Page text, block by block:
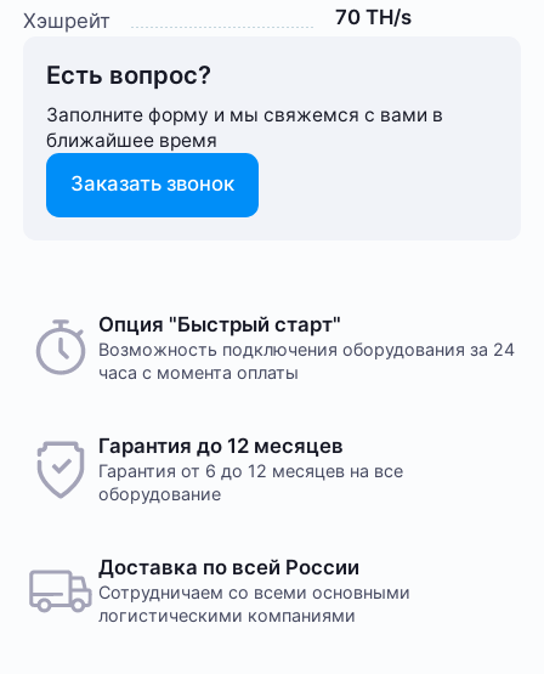
Хэшрейт
70 TH/s
Есть вопрос?
Заполните форму и мы свяжемся с вами в
ближайшее время
Заказать звонок
Опция "Быстрый старт"
Возможность подключения оборудования за 24
часа с момента оплаты
Гарантия до 12 месяцев
Гарантия от 6 до 12 месяцев на все
оборудование
Доставка по всей России
Сотрудничаем со всеми основными
логистическими компаниями